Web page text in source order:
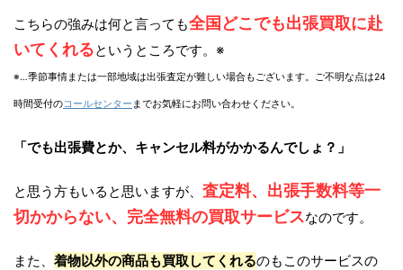
こちらの強みは何と言っても全国どこでも出張買取に赴
いてくれるというところです。※
※…季節事情または一部地域は出張査定が難しい場合もございます。ご不明な点は24
時間受付のコールセンター までお気軽にお問い合わせください。
「でも出張費とか、キャンセル料がかかるんでしょ？」
と思う方もいると思いますが、 査定料、出張手数料等一
切かからない、完全無料の買取サービスなのです。
また、 着物以外の商品も買取してくれるのもこのサービスの